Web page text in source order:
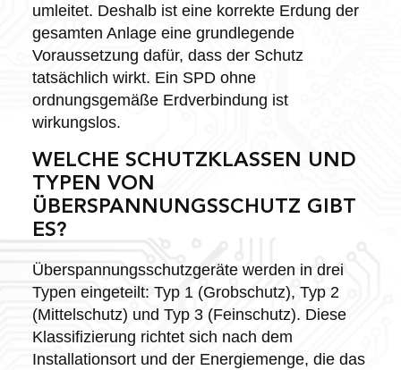
umleitet. Deshalb ist eine korrekte Erdung der
gesamten Anlage eine grundlegende
Voraussetzung dafür, dass der Schutz
tatsächlich wirkt. Ein SPD ohne
ordnungsgemäße Erdverbindung ist
wirkungslos.
WELCHE SCHUTZKLASSEN UND
TYPEN VON
ÜBERSPANNUNGSSCHUTZ GIBT
ES?
Überspannungsschutzgeräte werden in drei
Typen eingeteilt: Typ 1 (Grobschutz), Typ 2
(Mittelschutz) und Typ 3 (Feinschutz). Diese
Klassifizierung richtet sich nach dem
Installationsort und der Energiemenge, die das